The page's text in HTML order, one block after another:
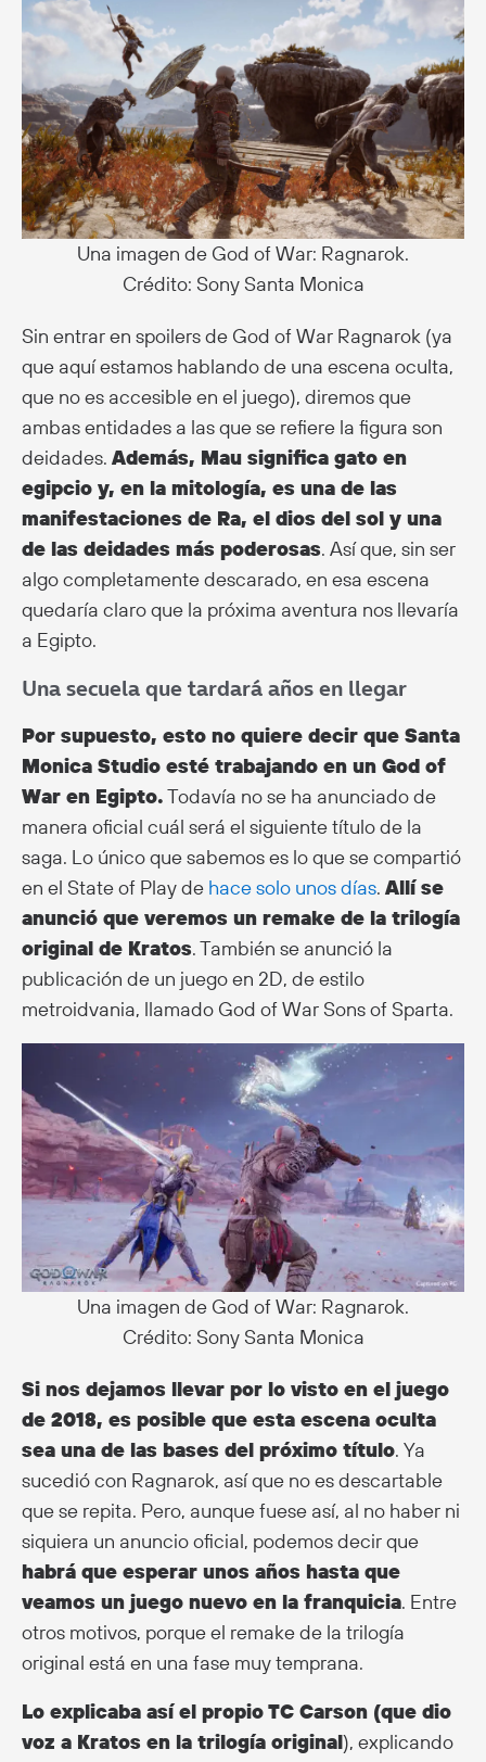
Una imagen de God of War: Ragnarok.
Crédito: Sony Santa Monica
Sin entrar en spoilers de God of War Ragnarok (ya
que aquí estamos hablando de una escena oculta,
que no es accesible en el juego), diremos que
ambas entidades a las que se refiere la figura son
deidades. Además, Mau significa gato en
egipcio y, en la mitología, es una de las
manifestaciones de Ra, el dios del sol y una
de las deidades más poderosas. Así que, sin ser
algo completamente descarado, en esa escena
quedaría claro que la próxima aventura nos llevaría
a Egipto.
Una secuela que tardará años en llegar
Por supuesto, esto no quiere decir que Santa
Monica Studio esté trabajando en un God of
War en Egipto.Todavía no se ha anunciado de
manera oficial cuál será el siguiente título de la
saga. Lo único que sabemos es lo que se compartió
en el State of Play de hace solo unos días. Allí se
anunció que veremos un remake de la trilogía
original de Kratos. También se anunció la
publicación de un juego en 2D, de estilo
metroidvania, llamado God of War Sons of Sparta.
Una imagen de God of War: Ragnarok.
Crédito: Sony Santa Monica
Si nos dejamos llevar por lo visto en el juego
de 2018, es posible que esta escena oculta
sea una de las bases del próximo título. Ya
sucedió con Ragnarok, así que no es descartable
que se repita. Pero, aunque fuese así, al no haber ni
siquiera un anuncio oficial, podemos decir que
habrá que esperar unos años hasta que
veamos un juego nuevo en la franquicia. Entre
otros motivos, porque el remake de la trilogía
original está en una fase muy temprana.
Lo explicaba así el propio TC Carson (que dio
voz a Kratos en la trilogía original), explicando